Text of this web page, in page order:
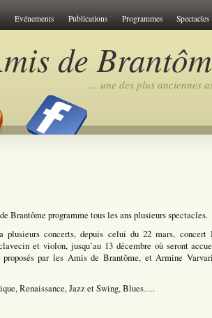
Evénements Publications Programmes Spectacles
de
… une des plus anciennes
Brantôme programme tous les ans plusieurs spectacles.
plusieurs concerts, depuis celui du 22 mars,
et violon, jusqu’au 13 décembre où seront
proposés par les Amis de Brantôme, et Armine
Renaissance, Jazz et Swing, Blues….